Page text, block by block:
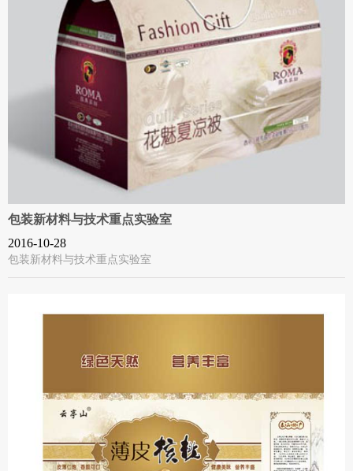
包装新材料与技术重点实验室
2016-10-28
包装新材料与技术重点实验室